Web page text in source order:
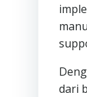
dari